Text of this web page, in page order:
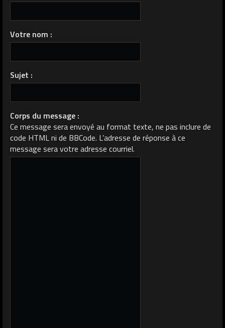
Votre nom :
Sujet :
Corps du message :
Ce message sera envoyé au format texte, ne pas inclure de
code HTML ni de BBCode. L’adresse de réponse à ce
message sera votre adresse courriel.